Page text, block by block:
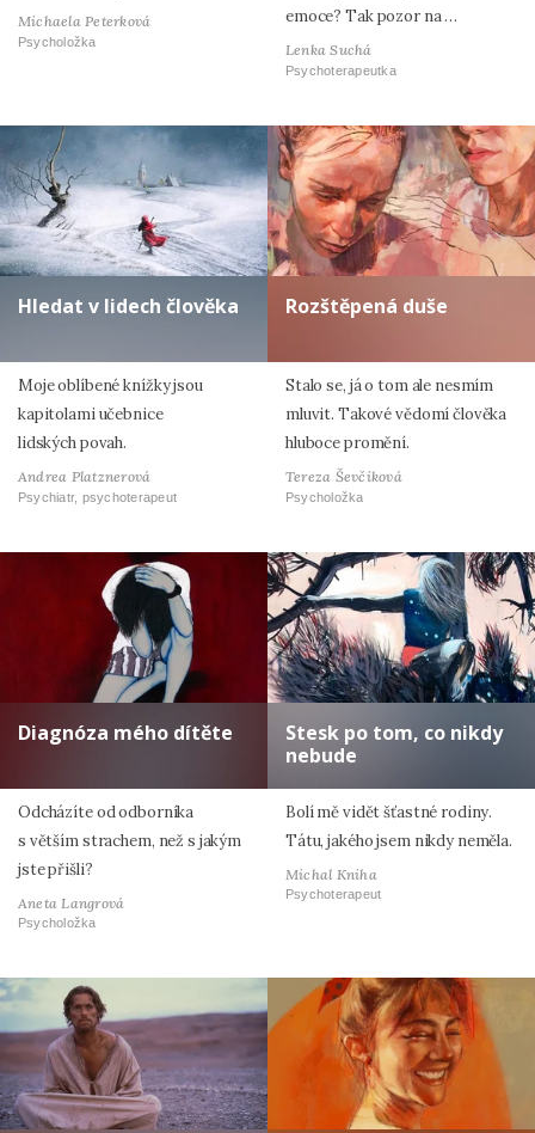
Michaela Peterková
Psycholožka
emoce? Tak pozor na …
Lenka Suchá
Psychoterapeutka
Hledat v lidech člověka
Moje oblíbené knížky jsou
kapitolami učebnice
lidských povah.
Andrea Platznerová
Psychiatr, psychoterapeut
Rozštěpená duše
Stalo se, já o tom ale nesmím
mluvit. Takové vědomí člověka
hluboce promění.
Tereza Ševčíková
Psycholožka
Diagnóza mého dítěte
Odcházíte od odborníka
s větším strachem, než s jakým
jste přišli?
Aneta Langrová
Psycholožka
Stesk po tom, co nikdy
nebude
Bolí mě vidět šťastné rodiny.
Tátu, jakého jsem nikdy neměla.
Michal Kniha
Psychoterapeut